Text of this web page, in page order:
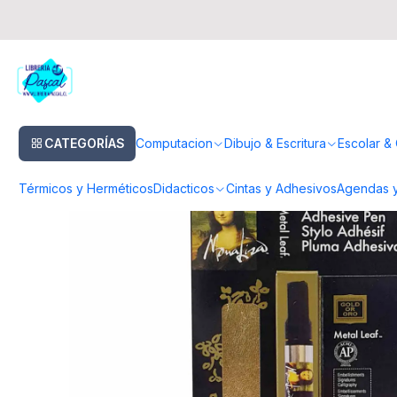
CATEGORÍAS Computacion Dibujo & Escritura Escolar &
Térmicos y HerméticosDidacticos Cintas y AdhesivosAgendas